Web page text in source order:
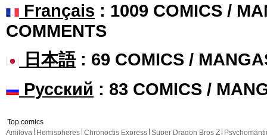
Français : 1009 COMICS /
COMMENTS
日本語: 69 COMICS /
Русский : 83 COMICS /
Top comics
Amilova
Hemispheres Chronoctis Express Super Dragon Bros Z